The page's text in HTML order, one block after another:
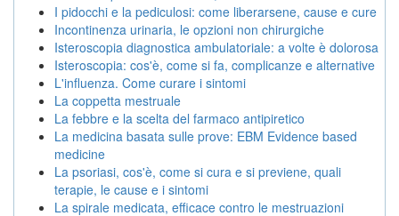
I pidocchi e la pediculosi: come liberarsene, cause e cure
Incontinenza urinaria, le opzioni non chirurgiche
Isteroscopia diagnostica ambulatoriale: a volte è dolorosa
Isteroscopia: cos'è, come si fa, complicanze e alternative
L'influenza. Come curare i sintomi
La coppetta mestruale
La febbre e la scelta del farmaco antipiretico
La medicina basata sulle prove: EBM Evidence based
medicine
La psoriasi, cos'è, come si cura e si previene, quali
terapie, le cause e i sintomi
La spirale medicata, efficace contro le mestruazioni